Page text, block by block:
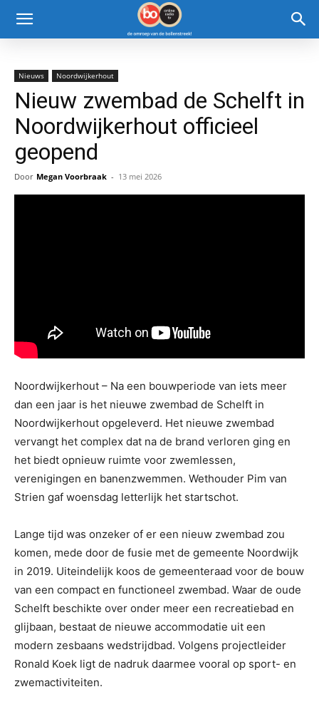
Nieuws Noordwijkerhout
Nieuw zwembad de Schelft in
Noordwijkerhout officieel
geopend
Door Megan Voorbraak - 13 mei 2026
Noordwijkerhout – Na een bouwperiode van iets meer
dan een jaar is het nieuwe zwembad de Schelft in
Noordwijkerhout opgeleverd. Het nieuwe zwembad
vervangt het complex dat na de brand verloren ging en
het biedt opnieuw ruimte voor zwemlessen,
verenigingen en banenzwemmen. Wethouder Pim van
Strien gaf woensdag letterlijk het startschot.
Lange tijd was onzeker of er een nieuw zwembad zou
komen, mede door de fusie met de gemeente Noordwijk
in 2019. Uiteindelijk koos de gemeenteraad voor de bouw
van een compact en functioneel zwembad. Waar de oude
Schelft beschikte over onder meer een recreatiebad en
glijbaan, bestaat de nieuwe accommodatie uit een
modern zesbaans wedstrijdbad. Volgens projectleider
Ronald Koek ligt de nadruk daarmee vooral op sport- en
zwemactiviteiten.